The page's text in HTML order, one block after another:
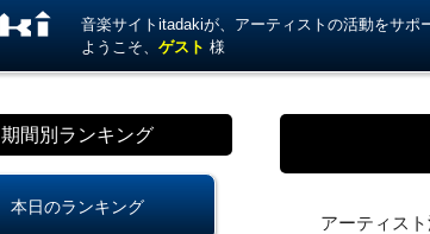
音楽サイトitadakiが、アーティストの活動をサポ
ようこそ、ゲスト 様
期間別ランキング
本日のランキング
アーティス